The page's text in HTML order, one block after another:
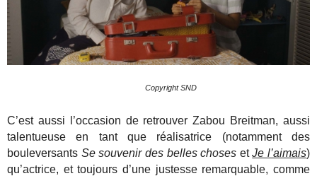
Copyright SND
C’est aussi l’occasion de retrouver Zabou Breitman, aussi
talentueuse en tant que réalisatrice (notamment des
bouleversants Se souvenir des belles choses etJe l’aimais)
qu’actrice, et toujours d’une justesse remarquable, comme